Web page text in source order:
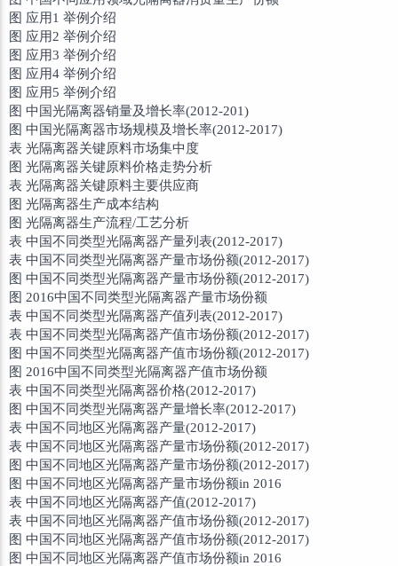
图 应用1 举例介绍
图 应用2 举例介绍
图 应用3 举例介绍
图 应用4 举例介绍
图 应用5 举例介绍
图 中国光隔离器销量及增长率(2012-201)
图 中国光隔离器市场规模及增长率(2012-2017)
表 光隔离器关键原料市场集中度
图 光隔离器关键原料价格走势分析
表 光隔离器关键原料主要供应商
图 光隔离器生产成本结构
图 光隔离器生产流程/工艺分析
表 中国不同类型光隔离器产量列表(2012-2017)
表 中国不同类型光隔离器产量市场份额(2012-2017)
图 中国不同类型光隔离器产量市场份额(2012-2017)
图 2016中国不同类型光隔离器产量市场份额
表 中国不同类型光隔离器产值列表(2012-2017)
表 中国不同类型光隔离器产值市场份额(2012-2017)
图 中国不同类型光隔离器产值市场份额(2012-2017)
图 2016中国不同类型光隔离器产值市场份额
表 中国不同类型光隔离器价格(2012-2017)
图 中国不同类型光隔离器产量增长率(2012-2017)
表 中国不同地区光隔离器产量(2012-2017)
表 中国不同地区光隔离器产量市场份额(2012-2017)
图 中国不同地区光隔离器产量市场份额(2012-2017)
图 中国不同地区光隔离器产量市场份额in 2016
表 中国不同地区光隔离器产值(2012-2017)
表 中国不同地区光隔离器产值市场份额(2012-2017)
图 中国不同地区光隔离器产值市场份额(2012-2017)
图 中国不同地区光隔离器产值市场份额in 2016